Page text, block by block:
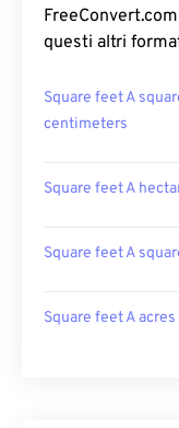
questi altri
Square feet A
centimeters
Square feet A
Square feet A
Square feet A acres